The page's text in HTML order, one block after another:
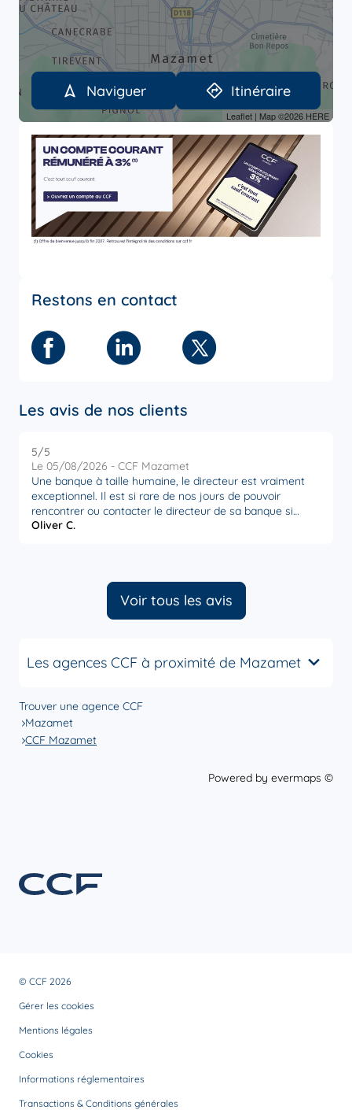
Leaflet | Map ©2026 HERE
Naviguer Itinéraire
Restons en contact
Facebook Linkedin Twitter
Les avis de nos clients
5/5
Le 05/08/2026 - CCF Mazamet
Une banque à taille humaine, le directeur est vraiment
exceptionnel. Il est si rare de nos jours de pouvoir
rencontrer ou contacter le directeur de sa banque si
facilement. Un directeur professionnel, à l’écoute et
Oliver C.
Voir tous les avis
Les agences CCF à proximité de Mazamet
Trouver une agence CCF
Mazamet
CCF Mazamet
Powered by evermaps ©
© CCF 2026
Gérer les cookies
Mentions légales
Cookies
Informations réglementaires
Transactions & Conditions générales